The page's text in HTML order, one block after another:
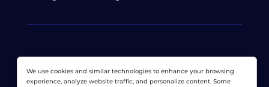
れています。 LoadViewは、ドットコムモニター株式会社
We use cookies and similar technologies to enhance your browsing
experience, analyze website traffic, and personalize content. Some